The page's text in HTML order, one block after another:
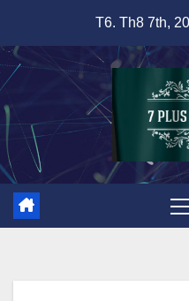
content
T6. Th8 7th,